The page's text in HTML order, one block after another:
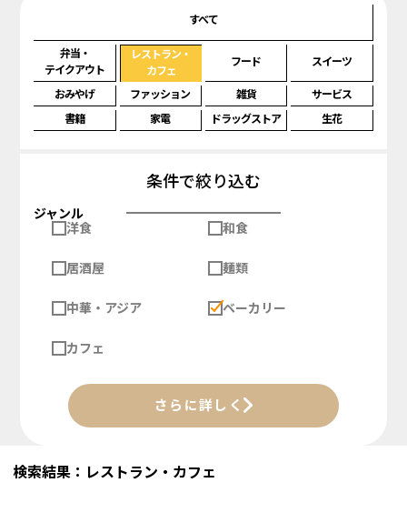
すべて
弁当・
テイクアウト
レストラン・
カフェ
フード スイーツ
おみやげ ファッション 雑貨
サービス
書籍
家電 ドラッグストア 生花
条件で絞り込む
ジャンル
洋食
和食
居酒屋 麺類
中華・アジア ベーカリー
カフェ
さらに詳しく
検索結果：レストラン・カフェ